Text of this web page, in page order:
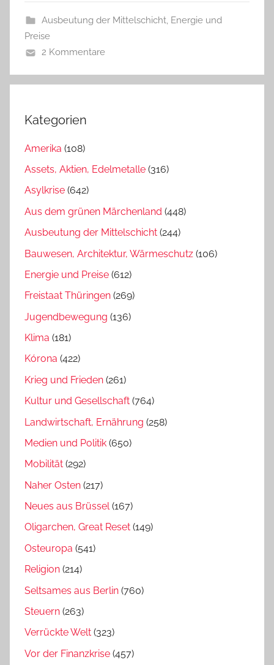
Ausbeutung der Mittelschicht, Energie und
Preise
2 Kommentare
Kategorien
Amerika (108)
Assets, Aktien, Edelmetalle (316)
Asylkrise (642)
Aus dem grünen Märchenland (448)
Ausbeutung der Mittelschicht (244)
Bauwesen, Architektur, Wärmeschutz (106)
Energie und Preise (612)
Freistaat Thüringen (269)
Jugendbewegung (136)
Klima (181)
Kórona (422)
Krieg und Frieden (261)
Kultur und Gesellschaft (764)
Landwirtschaft, Ernährung (258)
Medien und Politik (650)
Mobilität (292)
Naher Osten (217)
Neues aus Brüssel(167)
Oligarchen, Great Reset (149)
Osteuropa (541)
Religion (214)
Seltsames aus Berlin (760)
Steuern (263)
Verrückte Welt (323)
Vor der Finanzkrise (457)